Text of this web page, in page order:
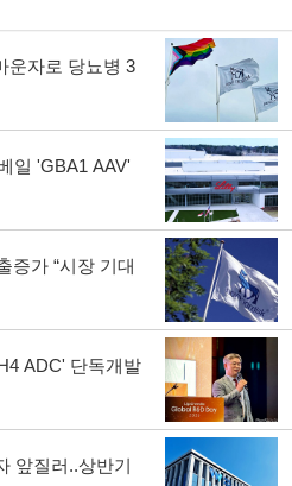
운자로 당뇨병 3
일 'GBA1 AAV'
증가 “시장 기대
ADC' 단독개발
앞질러..상반기